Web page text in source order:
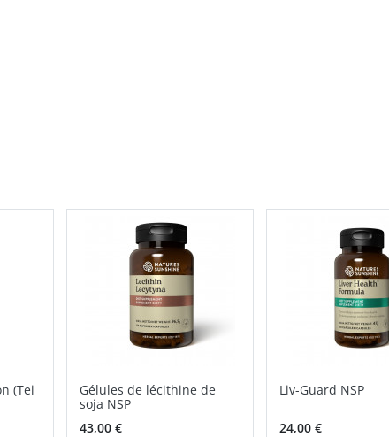
(Tei
Gélules de lécithine de
soja NSP
43,00 €
Liv-Guard NSP
24,00 €